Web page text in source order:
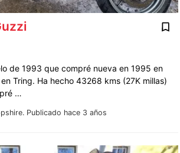
Publicado hace 3 años
de 1993 que compré nueva en 1995 en
Tring. Ha hecho 43268 kms (27K millas)
…